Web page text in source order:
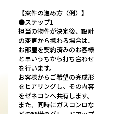
【案件の進め方（例）】
●ステップ1
担当の物件が決定後、設計
の変更から携わる場合は、
お部屋を契約済みのお客様
と早いうちから打ち合わせ
を行います。
お客様からご希望の完成形
をヒアリングし、その内容
をゼネコンへ共有します。
また、同時にガスコンロな